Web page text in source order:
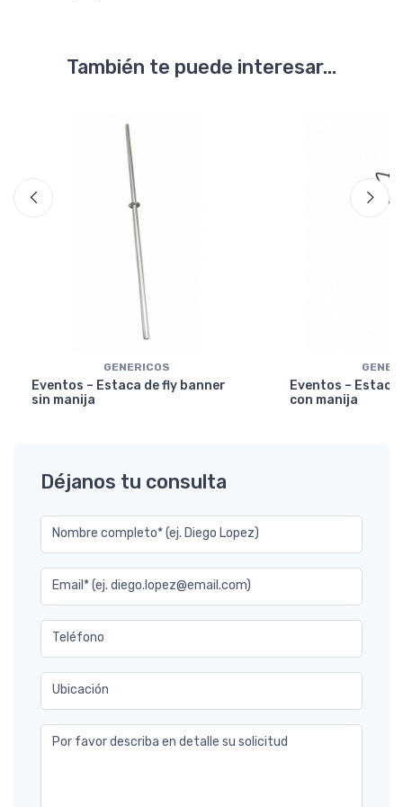
También te puede interesar...
GENERICOS
Eventos – Estaca de fly banner
sin manija
Eventos –
con manija
Déjanos tu consulta
Nombre completo* (ej. Diego Lopez)
Email* (ej. diego.lopez@email.com)
Teléfono
Ubicación
Por favor describa en detalle su solicitud